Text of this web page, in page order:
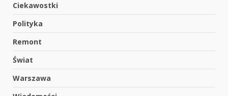
Ciekawostki
Polityka
Remont
Świat
Warszawa